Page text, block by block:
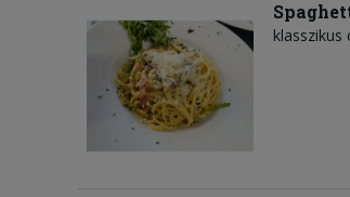
klasszikus